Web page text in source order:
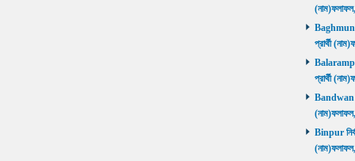
প্রার্থী
প্রার্থী
Bandwan
Binpur